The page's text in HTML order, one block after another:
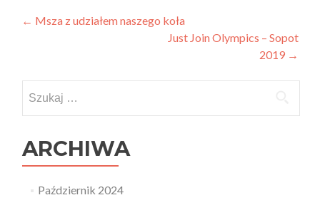
Post
← Msza z udziałem naszego koła
Just Join Olympics – Sopot
2019 →
ARCHIWA
Październik 2024